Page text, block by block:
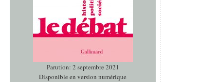
Parution: 2 septembre 2021
Disponible en version numérique